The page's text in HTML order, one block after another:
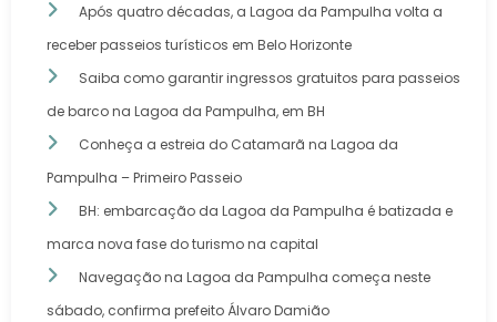
Após quatro décadas, a Lagoa da Pampulha volta a
receber passeios turísticos em Belo Horizonte
Saiba como garantir ingressos gratuitos para passeios
de barco na Lagoa da Pampulha, em BH
Conheça a estreia do Catamarã na Lagoa da
Pampulha – Primeiro Passeio
BH: embarcação da Lagoa da Pampulha é batizada e
marca nova fase do turismo na capital
Navegação na Lagoa da Pampulha começa neste
sábado, confirma prefeito Álvaro Damião